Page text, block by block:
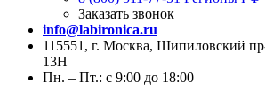
Заказать звонок
info@labironica.ru
115551, г. Москва, Шипиловский
13Н
Пн. – Пт.: с 9:00 до 18:00